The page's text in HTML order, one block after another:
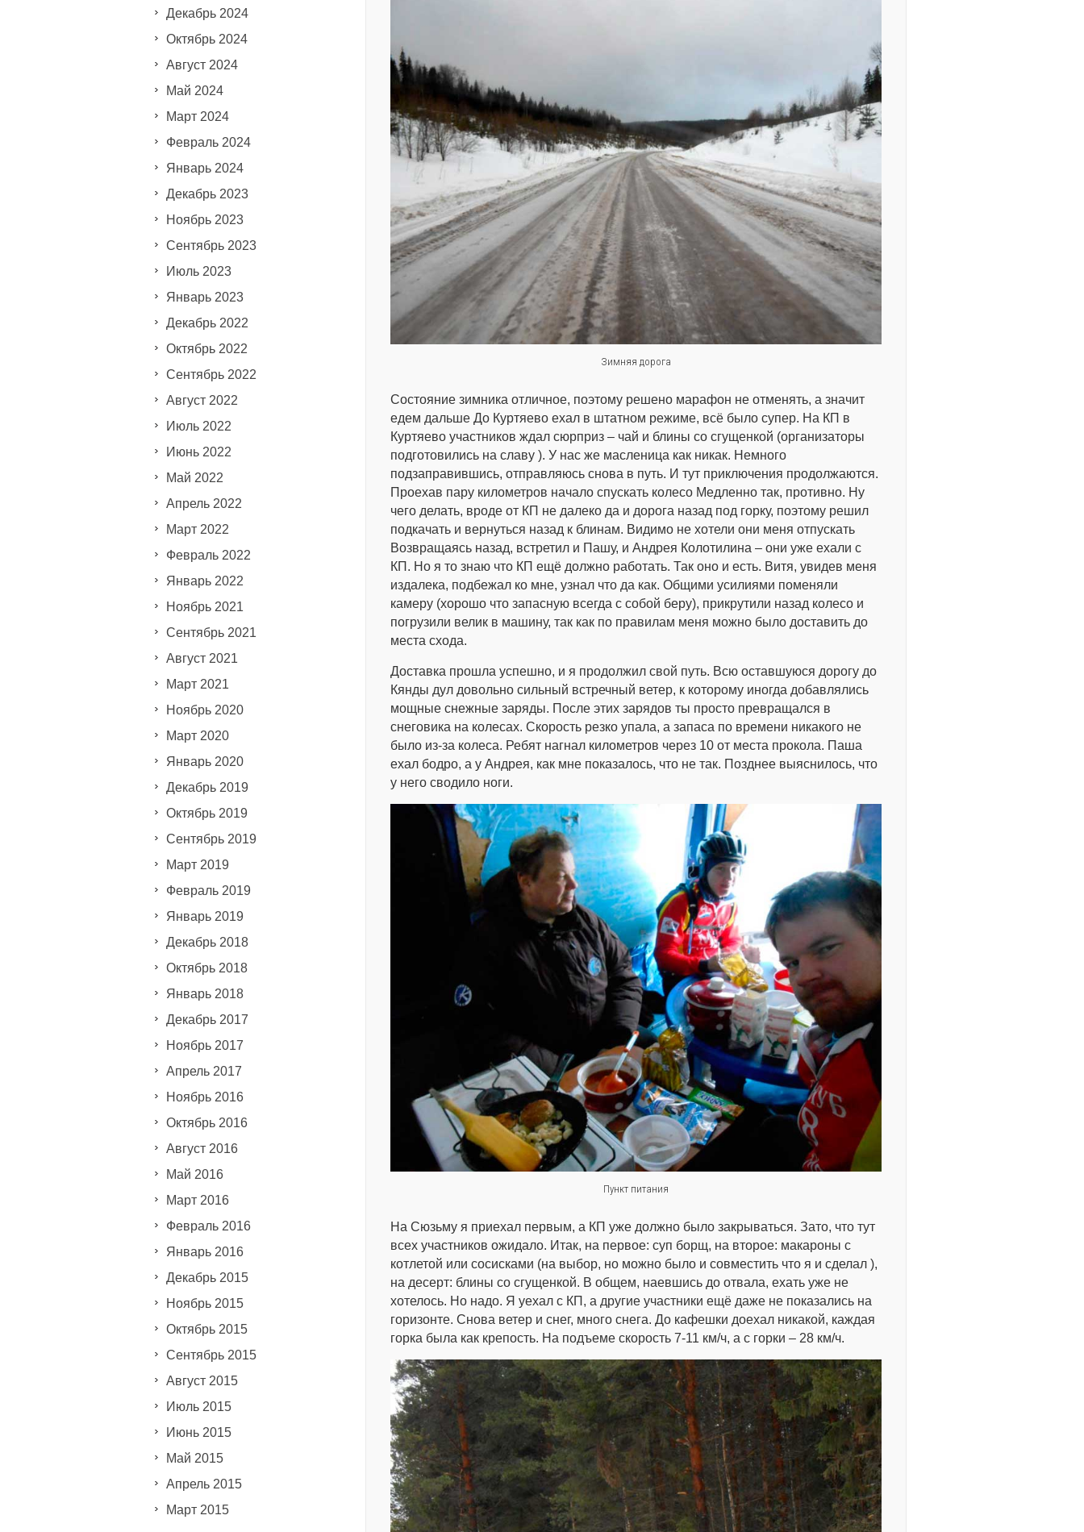
Зимняя дорога
Состояние зимника отличное, поэтому решено марафон не отменять, а значит
едем дальше До Куртяево ехал в штатном режиме, всё было супер. На КП в
Куртяево участников ждал сюрприз – чай и блины со сгущенкой (организаторы
подготовились на славу ). У нас же масленица как никак. Немного
подзаправившись, отправляюсь снова в путь. И тут приключения продолжаются.
Проехав пару километров начало спускать колесо Медленно так, противно. Ну
чего делать, вроде от КП не далеко да и дорога назад под горку, поэтому решил
подкачать и вернуться назад к блинам. Видимо не хотели они меня отпускать
Возвращаясь назад, встретил и Пашу, и Андрея Колотилина – они уже ехали с
КП. Но я то знаю что КП ещё должно работать. Так оно и есть. Витя, увидев меня
издалека, подбежал ко мне, узнал что да как. Общими усилиями поменяли
камеру (хорошо что запасную всегда с собой беру), прикрутили назад колесо и
погрузили велик в машину, так как по правилам меня можно было доставить до
места схода.
Доставка прошла успешно, и я продолжил свой путь. Всю оставшуюся дорогу до
Кянды дул довольно сильный встречный ветер, к которому иногда добавлялись
мощные снежные заряды. После этих зарядов ты просто превращался в
снеговика на колесах. Скорость резко упала, а запаса по времени никакого не
было из-за колеса. Ребят нагнал километров через 10 от места прокола. Паша
ехал бодро, а у Андрея, как мне показалось, что не так. Позднее выяснилось, что
у него сводило ноги.
Пункт питания
На Сюзьму я приехал первым, а КП уже должно было закрываться. Зато, что тут
всех участников ожидало. Итак, на первое: суп борщ, на второе: макароны с
котлетой или сосисками (на выбор, но можно было и совместить что я и сделал ),
на десерт: блины со сгущенкой. В общем, наевшись до отвала, ехать уже не
хотелось. Но надо. Я уехал с КП, а другие участники ещё даже не показались на
горизонте. Снова ветер и снег, много снега. До кафешки доехал никакой, каждая
горка была как крепость. На подъеме скорость 7-11 км/ч, а с горки – 28 км/ч.
Декабрь 2024
Октябрь 2024
Август 2024
Май 2024
Март 2024
Февраль 2024
Январь 2024
Декабрь 2023
Ноябрь 2023
Сентябрь 2023
Июль 2023
Январь 2023
Декабрь 2022
Октябрь 2022
Сентябрь 2022
Август 2022
Июль 2022
Июнь 2022
Май 2022
Апрель 2022
Март 2022
Февраль 2022
Январь 2022
Ноябрь 2021
Сентябрь 2021
Август 2021
Март 2021
Ноябрь 2020
Март 2020
Январь 2020
Декабрь 2019
Октябрь 2019
Сентябрь 2019
Март 2019
Февраль 2019
Январь 2019
Декабрь 2018
Октябрь 2018
Январь 2018
Декабрь 2017
Ноябрь 2017
Апрель 2017
Ноябрь 2016
Октябрь 2016
Август 2016
Май 2016
Март 2016
Февраль 2016
Январь 2016
Декабрь 2015
Ноябрь 2015
Октябрь 2015
Сентябрь 2015
Август 2015
Июль 2015
Июнь 2015
Май 2015
Апрель 2015
Март 2015